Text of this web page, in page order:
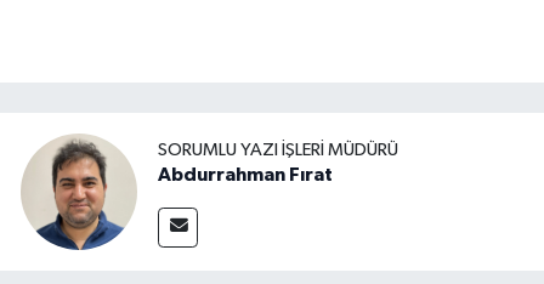
SORUMLU YAZI İŞLERI MÜDÜRÜ
Abdurrahman Fırat